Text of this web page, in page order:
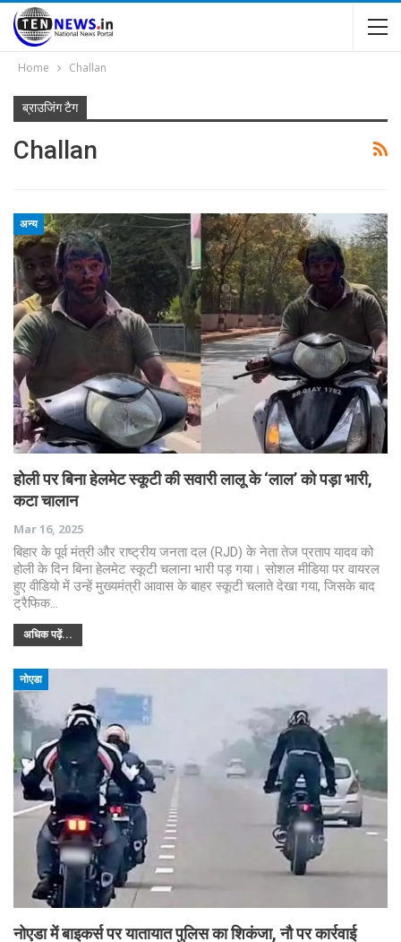
Home Challan
ब्राउजिंग टैग
Challan
अन्य
होली पर बिना हेलमेट स्कूटी की सवारी लालू के ‘लाल’ को पड़ा भारी,
कटा चालान
Mar 16, 2025
बिहार के पूर्व मंत्री और राष्ट्रीय जनता दल (RJD) के नेता तेज प्रताप यादव को
होली के दिन बिना हेलमेट स्कूटी चलाना भारी पड़ गया। सोशल मीडिया पर वायरल
हुए वीडियो में उन्हें मुख्यमंत्री आवास के बाहर स्कूटी चलाते देखा गया, जिसके बाद
ट्रैफिक…
अधिक पढ़ें...
नोएडा
नोएडा में बाइकर्स पर यातायात पुलिस का शिकंजा, नौ पर कार्रवाई